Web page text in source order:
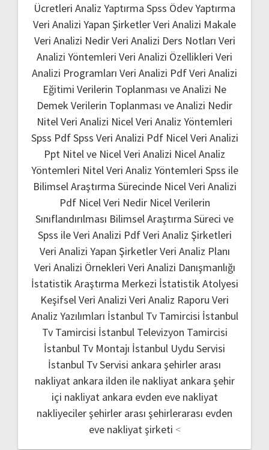
Ücretleri Analiz Yaptırma Spss Ödev Yaptırma
Veri Analizi Yapan ŞirketlerVeri Analizi Makale
Veri Analizi NedirVeri Analizi Ders Notları Veri
Analizi Yöntemleri Veri Analizi Özellikleri Veri
Analizi Programları Veri Analizi PdfVeri Analizi
Eğitimi Verilerin Toplanması ve Analizi Ne
Demek Verilerin Toplanması ve Analizi Nedir
Nitel Veri Analizi Nicel Veri Analiz Yöntemleri
Spss PdfSpss Veri Analizi Pdf Nicel Veri Analizi
Ppt Nitel ve Nicel Veri Analizi Nicel Analiz
Yöntemleri Nitel Veri Analiz Yöntemleri Spss ile
Bilimsel Araştırma Sürecinde Nicel Veri Analizi
Pdf Nicel Veri Nedir Nicel Verilerin
Sınıflandırılması Bilimsel Araştırma Süreci ve
Spss ile Veri Analizi PdfVeri Analiz Şirketleri
Veri Analizi Yapan ŞirketlerVeri Analiz Planı
Veri Analizi Örnekleri Veri Analizi Danışmanlığı
İstatistik Araştırma Merkezi İstatistik Atolyesi
Keşifsel Veri Analizi Veri Analiz Raporu Veri
Analiz Yazılımları İstanbul Tv Tamircisi İstanbul
Tv Tamircisi İstanbul Televizyon Tamircisi
İstanbul Tv Montajı İstanbul Uydu Servisi
İstanbul Tv Servisi ankara şehirler arası
nakliyat ankara ilden ile nakliyat ankara şehir
içi nakliyat ankara evden eve nakliyat
nakliyeciler şehirler arası şehirlerarası evden
eve nakliyat şirketi <